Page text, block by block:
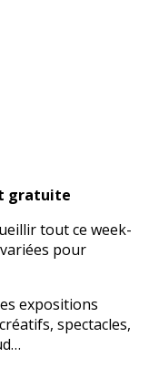
gratuite
tout ce week-
pour
expositions
spectacles,